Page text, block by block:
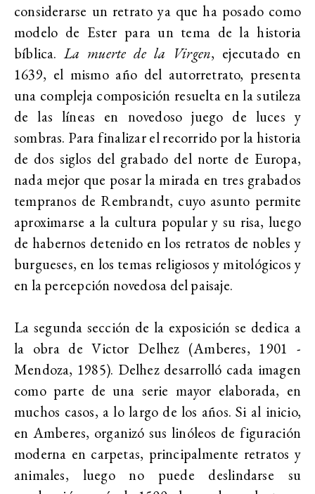
considerarse un retrato ya que ha posado como
modelo de Ester para un tema de la historia
bíblica.La muerte de la Virgen, ejecutado en
1639, el mismo año del autorretrato, presenta
una compleja composición resuelta en la sutileza
de las líneas en novedoso juego de luces y
sombras. Para finalizar el recorrido por la historia
de dos siglos del grabado del norte de Europa,
nada mejor que posar la mirada en tres grabados
tempranos de Rembrandt, cuyo asunto permite
aproximarse a la cultura popular y su risa, luego
de habernos detenido en los retratos de nobles y
burgueses, en los temas religiosos y mitológicos y
en la percepción novedosa del paisaje.
La segunda sección de la exposición se dedica a
la obra de Victor Delhez (Amberes, 1901 -
Mendoza, 1985). Delhez desarrolló cada imagen
como parte de una serie mayor elaborada, en
muchos casos, a lo largo de los años. Si al inicio,
en Amberes, organizó sus linóleos de figuración
moderna en carpetas, principalmente retratos y
animales, luego no puede deslindarse su